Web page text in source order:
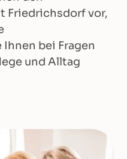
Friedrichsdorf vor,
bei Fragen
und Alltag